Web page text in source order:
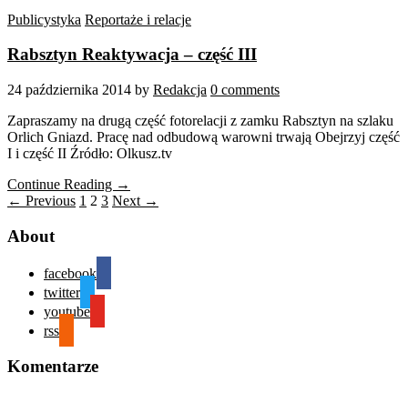
Publicystyka Reportaże i relacje
Rabsztyn Reaktywacja – część III
24 października 2014 by Redakcja 0 comments
Zapraszamy na drugą część fotorelacji z zamku Rabsztyn na szlaku
Orlich Gniazd. Pracę nad odbudową warowni trwają Obejrzyj część
I i część II Źródło: Olkusz.tv
Continue Reading →
← Previous 1 2 3 Next →
About
facebook
twitter
youtube
rss
Komentarze